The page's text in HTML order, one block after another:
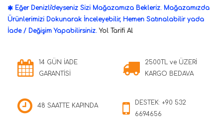
Eğer Denizli'deyseniz Sizi Mağazamıza Bekleriz. Mağazamızda
Ürünlerimizi Dokunarak İnceleyebilir, Hemen Satınalabilir yada
İade / Değişim Yapabilirsiniz.Yol Tarifi Al
14 GÜN İADE
GARANTİSİ
2500TL ve ÜZERİ
KARGO BEDAVA
48 SAATTE KAPINDA
DESTEK: +90 532
6694656